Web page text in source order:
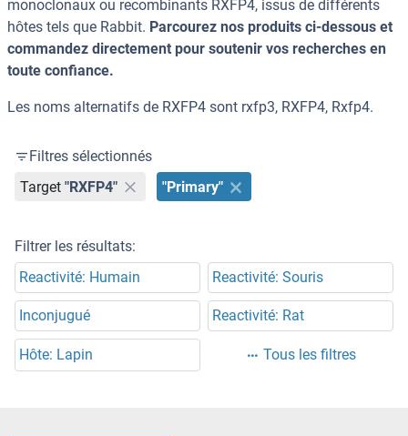
monoclonaux ou recombinants RXFP4, issus de différents
hôtes tels que Rabbit. Parcourez nos produits ci-dessous et
commandez directement pour soutenir vos recherches en
toute confiance.
Les noms alternatifs de RXFP4 sont rxfp3, RXFP4, Rxfp4.
Filtres sélectionnés
Target "RXFP4" "Primary"
Filtrer les résultats:
Reactivité: Humain
Reactivité: Souris
Inconjugué Reactivité: Rat
Hôte: Lapin Tous les filtres